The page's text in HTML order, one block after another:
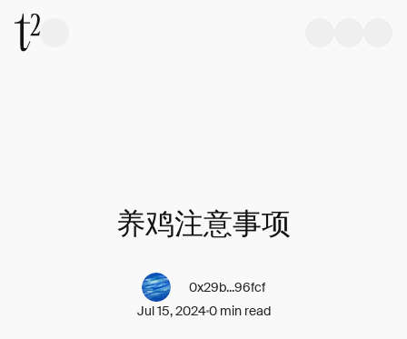
养鸡注意事项
0x29b...96fcf
Jul 15, 20240 min read